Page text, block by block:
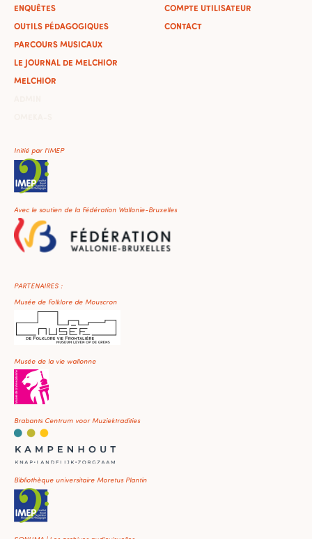
ENQUÊTES
OUTILS PÉDAGOGIQUES
PARCOURS MUSICAUX
LE JOURNAL DE MELCHIOR
MELCHIOR
COMPTE UTILISATEUR
CONTACT
Initié par l'IMEP
Avec le soutien de la Fédération Wallonie-Bruxelles
PARTENAIRES :
Musée de Folklore de Mouscron
Musée de la vie wallonne
Brabants Centrum voor Muziektradities
Bibliothèque universitaire Moretus Plantin